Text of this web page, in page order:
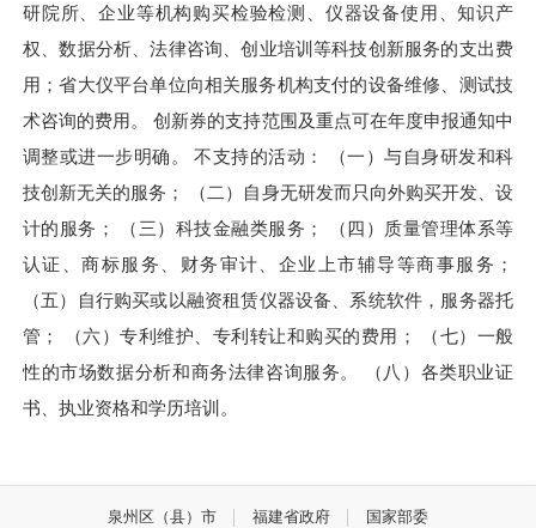
研院所、企业等机构购买检验检测、仪器设备使用、知识产
权、数据分析、法律咨询、创业培训等科技创新服务的支出费
用；省大仪平台单位向相关服务机构支付的设备维修、测试技
术咨询的费用。 创新券的支持范围及重点可在年度申报通知中
调整或进一步明确。 不支持的活动： （一）与自身研发和科
技创新无关的服务； （二）自身无研发而只向外购买开发、设
计的服务； （三）科技金融类服务； （四）质量管理体系等
认证、商标服务、财务审计、企业上市辅导等商事服务；
（五）自行购买或以融资租赁仪器设备、系统软件，服务器托
管； （六）专利维护、专利转让和购买的费用； （七）一般
性的市场数据分析和商务法律咨询服务。 （八）各类职业证
书、执业资格和学历培训。
泉州区（县）市 福建省政府 国家部委